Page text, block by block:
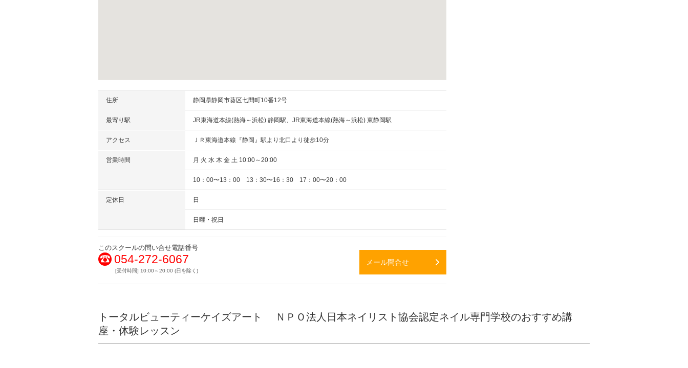
住所 静岡県静岡市葵区七間町10番12号
最寄り駅 JR東海道本線(熱海～浜松) 静岡駅、JR東海道本線(熱海～浜松) 東静岡駅
アクセス ＪＲ東海道本線『静岡』駅より北口より徒歩10分
営業時間 月 火 水 木 金 土 10:00～20:00
10：00〜13：00 13：30〜16：30 17：00〜20：00
定休日 日
日曜・祝日
このスクールの問い合せ電話番号
054-272-6067
[受付時間] 10:00～20:00 (日を除く)
メール問合せ
トータルビューティーケイズアート ＮＰＯ法人日本ネイリスト協会認定ネイル専門学校のおすすめ講
座・体験レッスン